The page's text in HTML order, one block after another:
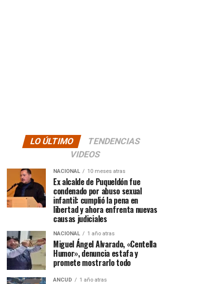
LO ÚLTIMO
TENDENCIAS
VIDEOS
NACIONAL 10 meses atras
Ex alcalde de Puqueldón fue
condenado por abuso sexual
infantil: cumplió la pena en
libertad y ahora enfrenta nuevas
causas judiciales
NACIONAL 1 año atras
Miguel Ángel Alvarado, «Centella
Humor», denuncia estafa y
promete mostrarlo todo
ANCUD 1 año atras